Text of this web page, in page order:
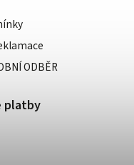
ODBĚR
platby